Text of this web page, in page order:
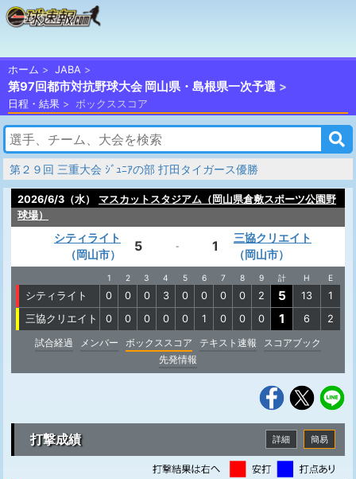
ホーム JABA
第97回都市対抗野球大会 岡山県・島根県一次予選
日程・結果 ボックススコア
第２９回 三重大会 ｼﾞｭﾆｱの部 打田タイガース優勝
2026/6/3（水）
マスカットスタジアム（岡山県倉敷スポーツ公園野
球場）
シティライト
（岡山市）
5 - 1
三協クリエイト
（岡山市）
1 2 3 4 5 6 7 8 9 計 H E
シティライト 0 0 0 3 0 0 0 0 2 5 13
1
三協クリエイト
0 0 0 0 0 1 0 0 0 1 6
2
試合経過
メンバー ボックススコア テキスト速報
スコアブック
先発情報
打撃成績 簡易
詳細